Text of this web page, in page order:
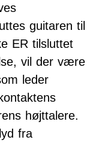
guitaren til
ER tilsluttet
vil der være
leder
højttalere.
fra